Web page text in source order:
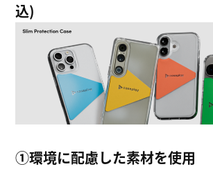
込)
①環境に配慮した素材を使用